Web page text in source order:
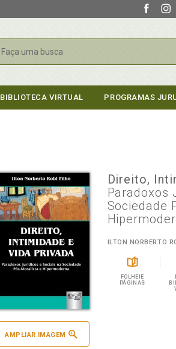
Buscar
BIBLIOTECA VIRTUAL PROGRAMAS
AMPLIAR IMAGEM
Direito,
Paradoxos
Sociedade
ILTON NORBERTO
FOLHEIE
PÁGINAS